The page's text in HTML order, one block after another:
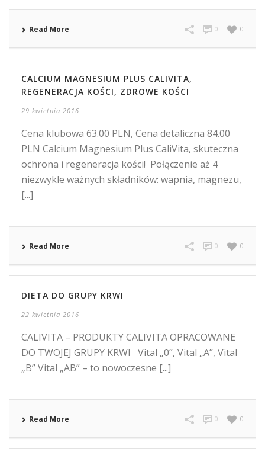
Read More 0
0
CALCIUM MAGNESIUM PLUS CALIVITA,
REGENERACJA KOŚCI, ZDROWE KOŚCI
29 kwietnia 2016
Cena klubowa 63.00 PLN, Cena detaliczna 84.00
PLN Calcium Magnesium Plus CaliVita, skuteczna
ochrona i regeneracja kości! Połączenie aż 4
niezwykle ważnych składników: wapnia, magnezu,
[...]
Read More 0
0
DIETA DO GRUPY KRWI
22 kwietnia 2016
CALIVITA – PRODUKTY CALIVITA OPRACOWANE
DO TWOJEJ GRUPY KRWI Vital „0”, Vital „A”, Vital
„B” Vital „AB” – to nowoczesne [...]
Read More 0
0